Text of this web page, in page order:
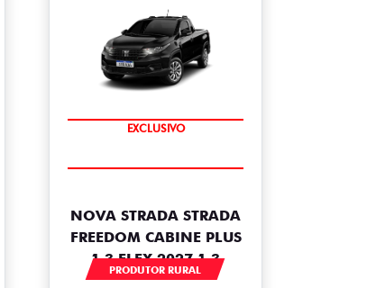
COMPLETO
NOVA STRADA STRADA
FREEDOM CABINE PLUS
1.3 FLEX 2027 1.3
PRODUTOR RURAL